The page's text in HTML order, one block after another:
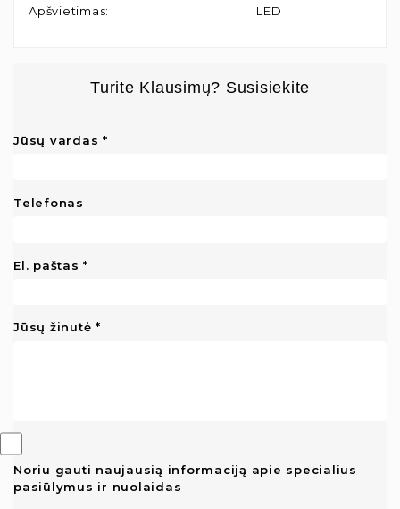
Apšvietimas: LED
Turite Klausimų? Susisiekite
Jūsų vardas
Telefonas
El. paštas
Jūsų žinutė
Noriu gauti naujausią informaciją apie specialius
pasiūlymus ir nuolaidas